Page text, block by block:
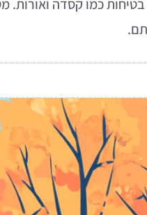
בטיחות כמו קסדה